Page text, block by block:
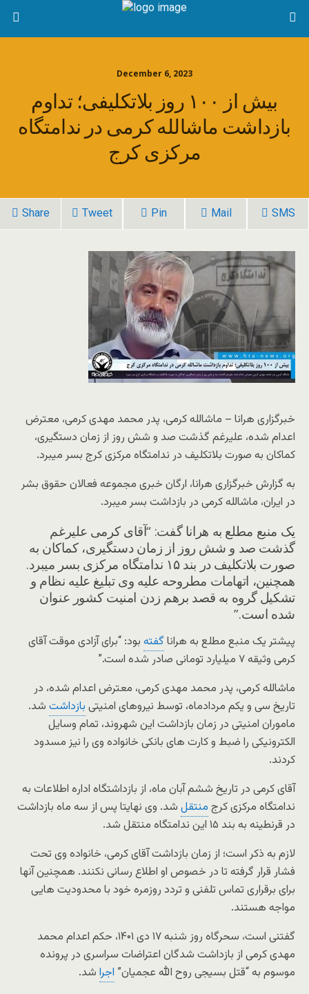
December 6, 2023
بیش از ۱۰۰ روز بلاتکلیفی؛ تداوم
بازداشت ماشالله کرمی در ندامتگاه
مرکزی کرج
Share Tweet Pin Mail SMS
خبرگزاری هرانا – ماشالله کرمی، پدر محمد مهدی کرمی، معترض
اعدام شده، علیرغم گذشت صد و شش روز از زمان دستگیری،
کماکان به صورت بلاتکلیف در ندامتگاه مرکزی کرج بسر میبرد.
به گزارش خبرگزاری هرانا، ارگان خبری مجموعه فعالان حقوق بشر
در ایران، ماشالله کرمی در بازداشت بسر میبرد.
یک منبع مطلع به هرانا گفت: “آقای کرمی علیرغم
گذشت صد و شش روز از زمان دستگیری، کماکان به
صورت بلاتکلیف در بند ۱۵ ندامتگاه مرکزی بسر میبرد.
همچنین، اتهامات مطروحه علیه وی تبلیغ علیه نظام و
تشکیل گروه به قصد برهم زدن امنیت کشور عنوان
شده است.”
پیشتر یک منبع مطلع به هرانا گفته بود: “برای آزادی موقت آقای
کرمی وثیقه ۷ میلیارد تومانی صادر شده است.”
ماشالله کرمی، پدر محمد مهدی کرمی، معترض اعدام شده، در
تاریخ سی و یکم مردادماه، توسط نیروهای امنیتی بازداشت شد.
ماموران امنیتی در زمان بازداشت این شهروند، تمام وسایل
الکترونیکی را ضبط و کارت‌ های بانکی خانواده وی را نیز مسدود
کردند.
آقای کرمی در تاریخ ششم آبان ماه، از بازداشتگاه اداره اطلاعات به
ندامتگاه مرکزی کرج منتقل شد. وی نهایتا پس از سه ماه بازداشت
در قرنطینه به بند ۱۵ این ندامتگاه منتقل شد.
لازم به ذکر است؛ از زمان بازداشت آقای کرمی، خانواده وی تحت
فشار قرار گرفته تا در خصوص او اطلاع رسانی نکنند. همچنین آنها
برای برقراری تماس تلفنی و تردد روزمره خود با محدودیت هایی
مواجه هستند.
گفتنی است، سحرگاه روز شنبه ۱۷ دی ۱۴۰۱، حکم اعدام محمد
مهدی کرمی از بازداشت شدگان اعتراضات سراسری در پرونده
موسوم به “قتل بسیجی روح الله عجمیان” اجرا شد.